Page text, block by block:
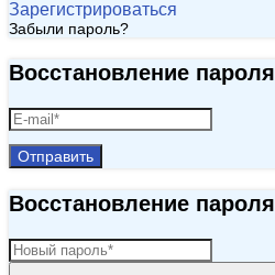
Зарегистрироваться
Забыли пароль?
Восстановление пароля
Отправить
Восстановление пароля